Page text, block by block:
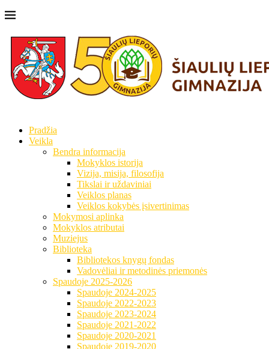
Pradžia
Veikla
Bendra informacija
Mokyklos istorija
Vizija, misija, filosofija
Tikslai ir uždaviniai
Veiklos planas
Veiklos kokybės įsivertinimas
Mokymosi aplinka
Mokyklos atributai
Muziejus
Biblioteka
Bibliotekos knygų fondas
Vadovėliai ir metodinės priemonės
Spaudoje 2025-2026
Spaudoje 2024-2025
Spaudoje 2022-2023
Spaudoje 2023-2024
Spaudoje 2021-2022
Spaudoje 2020-2021
Spaudoje 2019-2020